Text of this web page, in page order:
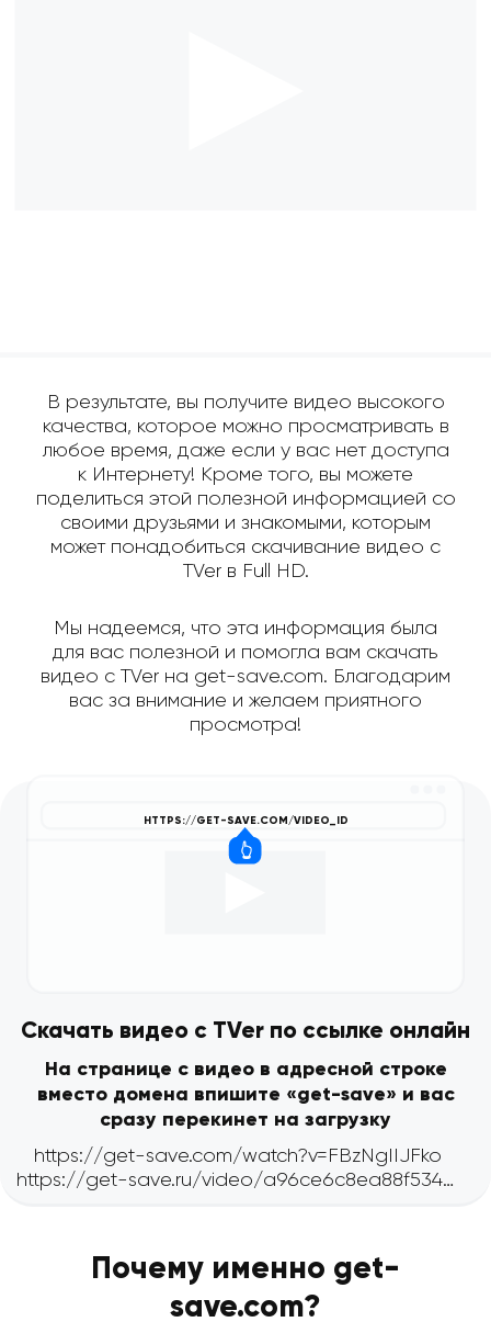
В результате, вы получите видео высокого
качества, которое можно просматривать в
любое время, даже если у вас нет доступа
к Интернету! Кроме того, вы можете
поделиться этой полезной информацией со
своими друзьями и знакомыми, которым
может понадобиться скачивание видео с
TVer в Full HD.
Мы надеемся, что эта информация была
для вас полезной и помогла вам скачать
видео с TVer на get-save.com. Благодарим
вас за внимание и желаем приятного
просмотра!
Скачать видео с TVer по ссылке онлайн
На странице с видео в адресной строке
вместо домена впишите «get-save» и вас
сразу перекинет на загрузку
Почему именно get-
save.com?